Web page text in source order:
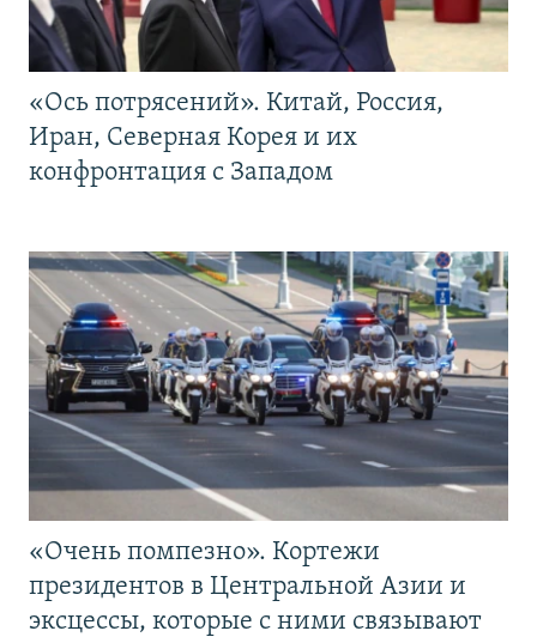
«Ось потрясений». Китай, Россия,
Иран, Северная Корея и их
конфронтация с Западом
«Очень помпезно». Кортежи
президентов в Центральной Азии и
эксцессы, которые с ними связывают